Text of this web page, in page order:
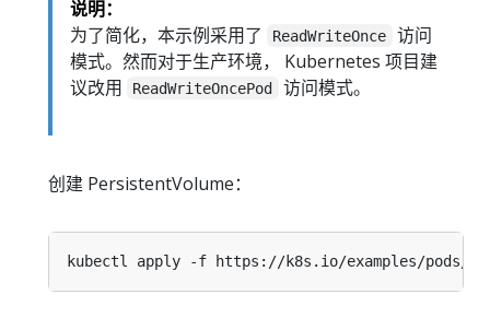
说明：
为了简化，本示例采用了
ReadWriteOnce
访问
模式。然而对于生产环境， Kubernetes 项目建
议改用
ReadWriteOncePod 访问模式。
创建 PersistentVolume：